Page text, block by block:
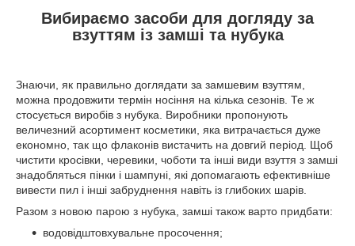
Вибираємо засоби для догляду за
взуттям із замші та нубука
Знаючи, як правильно доглядати за замшевим взуттям,
можна продовжити термін носіння на кілька сезонів. Те ж
стосується виробів з нубука. Виробники пропонують
величезний асортимент косметики, яка витрачається дуже
економно, так що флаконів вистачить на довгий період. Щоб
чистити кросівки, черевики, чоботи та інші види взуття з замші
знадобляться пінки і шампуні, які допомагають ефективніше
вивести пил і інші забруднення навіть із глибоких шарів.
Разом з новою парою з нубука, замші також варто придбати:
водовідштовхувальне просочення;